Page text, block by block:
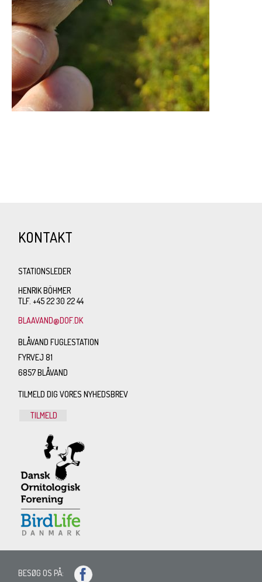
KONTAKT
STATIONSLEDER
HENRIK BÖHMER
TLF. +45 22 30 22 44
BLAAVAND@DOF.DK
BLÅVAND FUGLESTATION
FYRVEJ 81
6857 BLÅVAND
TILMELD DIG VORES NYHEDSBREV
TILMELD
BESØG OS PÅ: